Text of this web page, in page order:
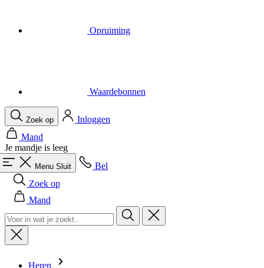
Je mandje is leeg
Menu Sluit
Bel
Zoek op
Mand
Heren
Alles in categorie Heren